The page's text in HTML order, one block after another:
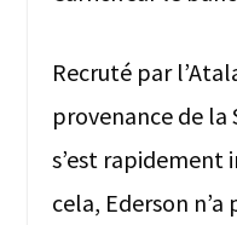
Recruté par
provenance de la
s’est rapidement
cela, Ederson